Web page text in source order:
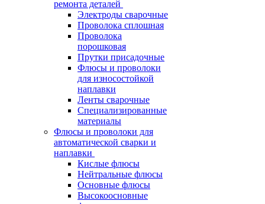
ремонта деталей
Электроды сварочные
Проволока сплошная
Проволока
порошковая
Прутки присадочные
Флюсы и проволоки
для износостойкой
наплавки
Ленты сварочные
Специализированные
материалы
Флюсы и проволоки для
автоматической сварки и
наплавки
Кислые флюсы
Нейтральные флюсы
Основные флюсы
Высокоосновные